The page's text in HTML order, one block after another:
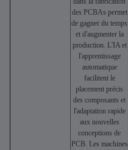
des PCBAs permet
de gagner du temps
et d'augmenter la
production. L'IA et
l'apprentissage
automatique
facilitent le
placement précis
des composants et
l'adaptation rapide
aux nouvelles
conceptions de
PCB. Les machines